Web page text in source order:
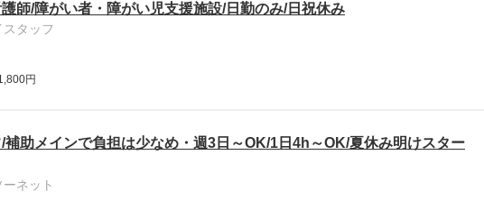
師/障がい者・障がい児支援施設/日勤のみ/日祝休み
タッフ
円
補助メインで負担は少なめ・週3日～OK/1日4h～OK/夏休み明けスター
ネット